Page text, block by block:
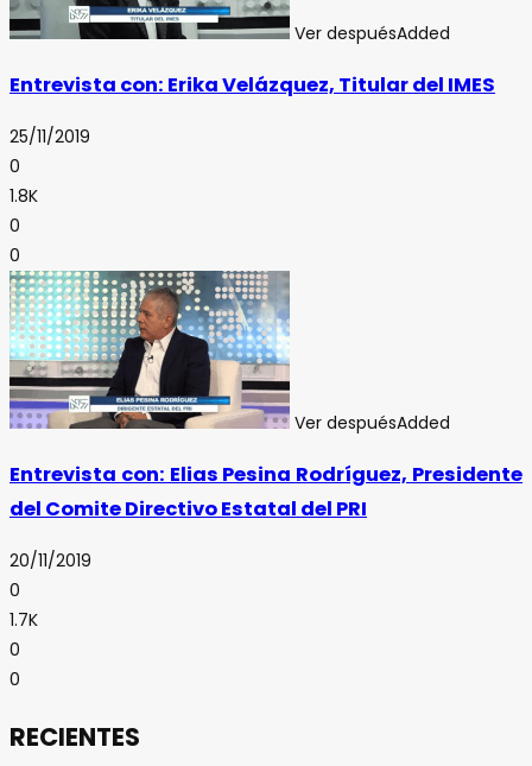
Ver despuésAdded
Entrevista con: Erika Velázquez, Titular del IMES
25/11/2019
0
1.8K
0
0
Ver despuésAdded
Entrevista con: Elias Pesina Rodríguez, Presidente
del Comite Directivo Estatal del PRI
20/11/2019
0
1.7K
0
0
RECIENTES